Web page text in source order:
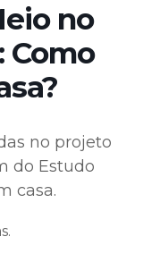
no
Como
no projeto
do Estudo
casa.